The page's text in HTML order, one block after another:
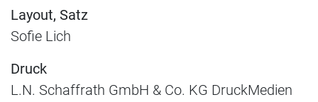
Layout, Satz
Sofie Lich
Druck
L.N. Schaffrath GmbH & Co. KG DruckMedien